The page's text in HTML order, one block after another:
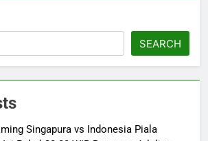
SEARCH
Singapura vs Indonesia Piala